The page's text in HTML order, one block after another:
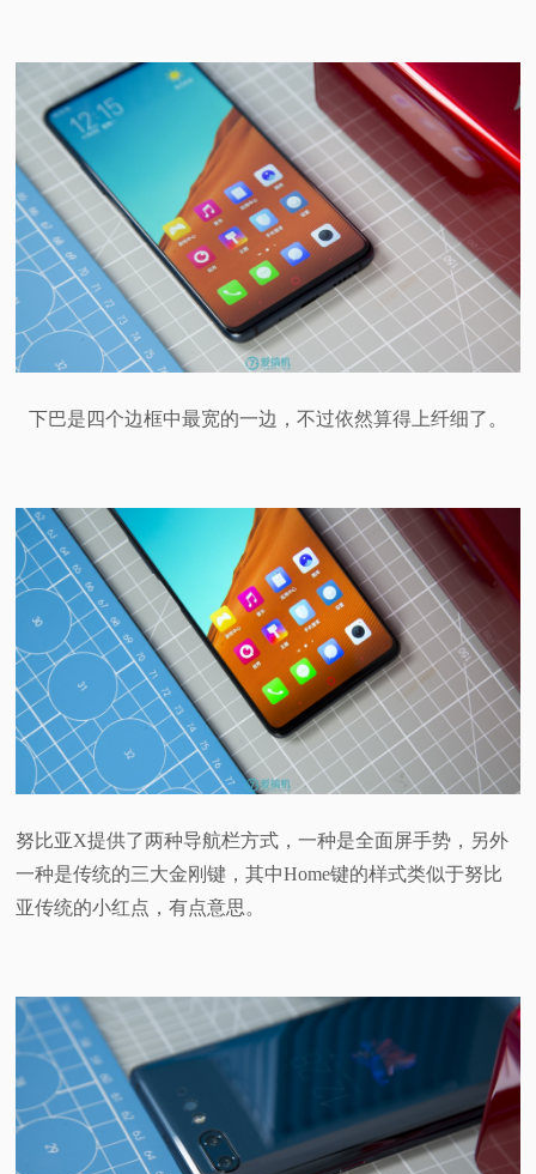
下巴是四个边框中最宽的一边，不过依然算得上纤细了。
努比亚X提供了两种导航栏方式，一种是全面屏手势，另外
一种是传统的三大金刚键，其中Home键的样式类似于努比
亚传统的小红点，有点意思。